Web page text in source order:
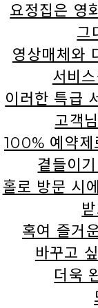
요정집은 영
그
영상매체와
서비
이러한 특급
고객
100% 예약제
곁들이
홀로 방문 시
혹여 즐거
바꾸고
더욱